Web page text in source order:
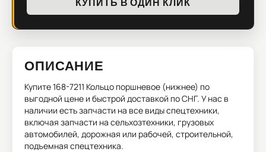
ОПИСАНИЕ
Купите168-7211 Кольцо поршневое (нижнее) по
выгодной цене и быстрой доставкой по СНГ. У нас в
наличии есть запчасти на все виды спецтехники,
включая запчасти на сельхозтехники, грузовых
автомобилей, дорожная или рабочей, строительной,
подъемная спецтехника.